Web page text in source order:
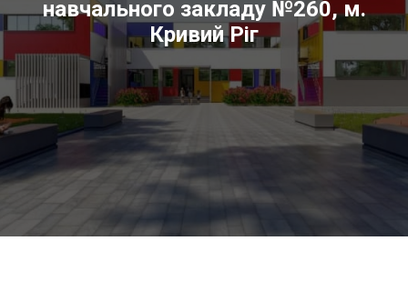
навчального закладу №260, м.
Кривий Ріг